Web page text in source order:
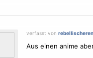
verfasst von
Aus einen anime